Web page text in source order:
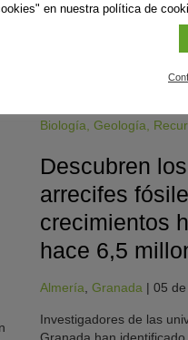
Biología ,Geología
Descubren
arrecifes
crecimientos
hace 6,5
Almería ,Granada |05
Investigadores de las
en nuestra política de